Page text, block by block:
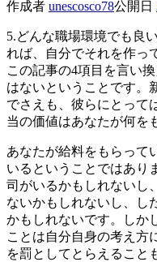
作成者 unescosco78公開日
5.どんな職場環境でも良
れば、自分でそれを作っ
この記事の4項目を言い
はないということです。
でさえも、彼らにとって
当の価値はあなたが何を
あなたが給料をもらって
いるということではあり
司がいるかもしれないし
ないかもしれないし、し
かもしれないです。しか
ことは自分自身の考え方
を罰としてとらえること